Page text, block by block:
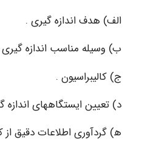
الف) هدف اندازه گیری .
ب) وسیله مناسب اندازه
ج) کالیبراسیون .
د) تعیین ایستگاههای اندازه
ﻫ) گردآوری اطلاعات دقیق از